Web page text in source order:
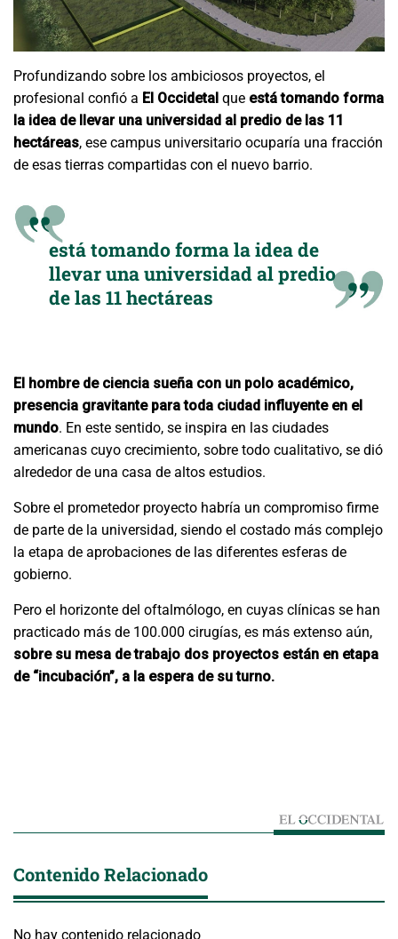
Profundizando sobre los ambiciosos proyectos, el
profesional confió a El Occidetal que está tomando forma
la idea de llevar una universidad al predio de las 11
hectáreas, ese campus universitario ocuparía una fracción
de esas tierras compartidas con el nuevo barrio.
está tomando forma la idea de
llevar una universidad al predio
de las 11 hectáreas
El hombre de ciencia sueña con un polo académico,
presencia gravitante para toda ciudad influyente en el
mundo. En este sentido, se inspira en las ciudades
americanas cuyo crecimiento, sobre todo cualitativo, se dió
alrededor de una casa de altos estudios.
Sobre el prometedor proyecto habría un compromiso firme
de parte de la universidad, siendo el costado más complejo
la etapa de aprobaciones de las diferentes esferas de
gobierno.
Pero el horizonte del oftalmólogo, en cuyas clínicas se han
practicado más de 100.000 cirugías, es más extenso aún,
sobre su mesa de trabajo dos proyectos están en etapa
de “incubación”, a la espera de su turno.
Contenido Relacionado
No hay contenido relacionado